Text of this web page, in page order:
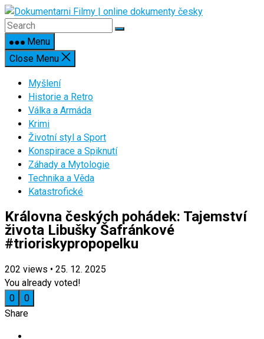
Skip
to
contentMenu
Close Menu
Myšlení
Historie a Retro
Válka a Armáda
Krimi
Životní styl a Sport
Konspirace a Spiknutí
Záhady a Mytologie
Technika a Věda
Katastrofické
Královna českých pohádek: Tajemství
života Libušky Šafránkové
#trioriskypropopelku
202 views • 25. 12. 2025
You already voted!
0
0
Share